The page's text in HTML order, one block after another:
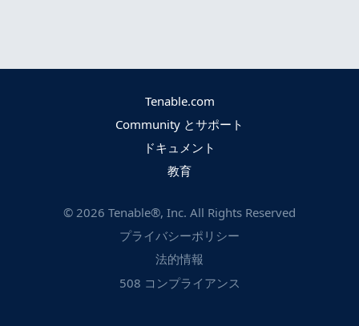
Tenable.com
Community とサポート
ドキュメント
教育
© 2026 Tenable®, Inc. All Rights Reserved
プライバシーポリシー
法的情報
508 コンプライアンス